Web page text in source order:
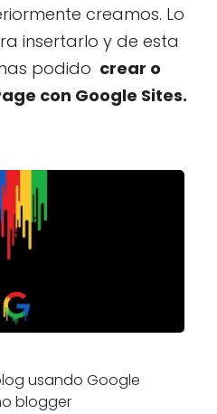
creamos. Lo
insertarlo y de esta
podido crear o
con Google Sites.
usando Google
blogger